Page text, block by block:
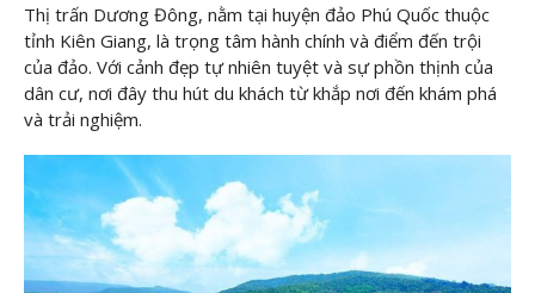
Thị trấn Dương Đông, nằm tại huyện đảo Phú Quốc thuộc
tỉnh Kiên Giang, là trọng tâm hành chính và điểm đến trội
của đảo. Với cảnh đẹp tự nhiên tuyệt và sự phồn thịnh của
dân cư, nơi đây thu hút du khách từ khắp nơi đến khám phá
và trải nghiệm.